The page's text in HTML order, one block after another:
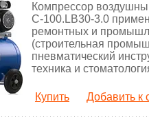
Компрессор
С-100.LB30-3.0
ремонтных и
(строительная
пневматический
техника и
Купить Добавить к